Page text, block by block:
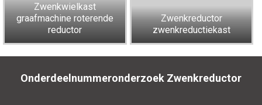
Zwenkwielkast
graafmachine roterende
reductor
Zwenkreductor
zwenkreductiekast
Onderdeelnummeronderzoek Zwenkreductor